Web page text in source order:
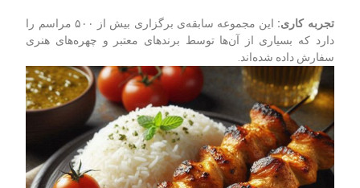
تجربه کاری:
این مجموعه سابقه‌ی برگزاری بیش از ۵۰۰ مراسم را
دارد که بسیاری از آن‌ها توسط برندهای معتبر و چهره‌های هنری
سفارش داده شده‌اند.